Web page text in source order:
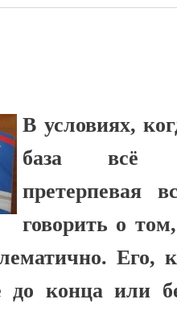
В условиях,
база всё
претерпевая
говорить о
Его,
до конца или